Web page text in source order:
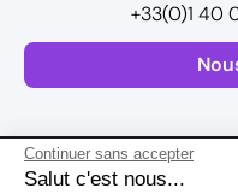
Continuer sans accepter
Salut c'est nous...
+33(0)1 40